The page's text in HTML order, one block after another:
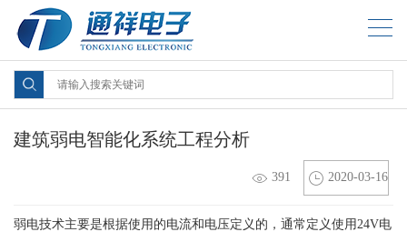
建筑弱电智能化系统工程分析
391 2020-03-16
弱电技术主要是根据使用的电流和电压定义的，通常定义使用24V电